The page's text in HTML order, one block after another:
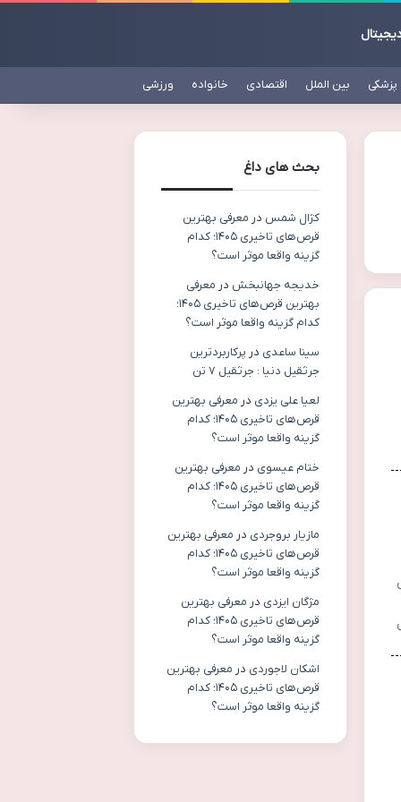
پزشکی بین الملل اقتصادی خانواده ورزشی
بحث های داغ
کژال شمس در معرفی بهترین
قرص‌های تاخیری ۱۴۰۵؛ کدام
گزینه واقعا موثر است؟
خدیجه جهانبخش در معرفی
بهترین قرص‌های تاخیری ۱۴۰۵؛
کدام گزینه واقعا موثر است؟
سینا ساعدی در پرکاربردترین
جرثقیل دنیا : جرثقیل ۷ تن
لعیا علی یزدی در معرفی بهترین
قرص‌های تاخیری ۱۴۰۵؛ کدام
گزینه واقعا موثر است؟
ختام عیسوی در معرفی بهترین
قرص‌های تاخیری ۱۴۰۵؛ کدام
گزینه واقعا موثر است؟
مازیار بروجردی در معرفی بهترین
قرص‌های تاخیری ۱۴۰۵؛ کدام
گزینه واقعا موثر است؟
مژگان ایزدی در معرفی بهترین
قرص‌های تاخیری ۱۴۰۵؛ کدام
گزینه واقعا موثر است؟
اشکان لاجوردی در معرفی بهترین
قرص‌های تاخیری ۱۴۰۵؛ کدام
گزینه واقعا موثر است؟